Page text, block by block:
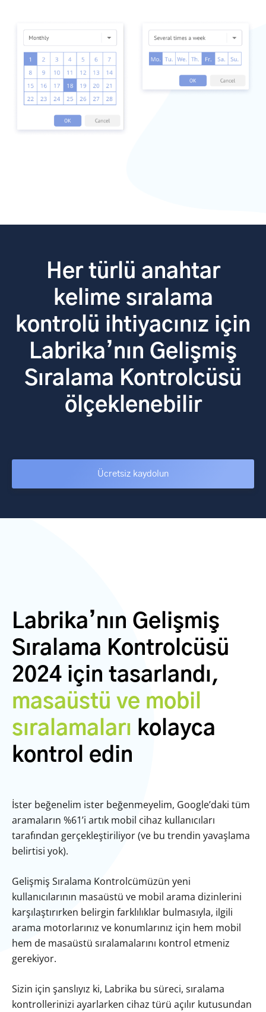
Her türlü anahtar
kelime sıralama
kontrolü ihtiyacınız için
Labrika’nın Gelişmiş
Sıralama Kontrolcüsü
ölçeklenebilir
Ücretsiz kaydolun
Labrika’nın Gelişmiş
Sıralama Kontrolcüsü
2024 için tasarlandı,
masaüstü ve mobil
sıralamaları kolayca
kontrol edin
İster beğenelim ister beğenmeyelim, Google’daki tüm
aramaların %61’i artık mobil cihaz kullanıcıları
tarafından gerçekleştiriliyor (ve bu trendin yavaşlama
belirtisi yok).
Gelişmiş Sıralama Kontrolcümüzün yeni
kullanıcılarının masaüstü ve mobil arama dizinlerini
karşılaştırırken belirgin farklılıklar bulmasıyla, ilgili
arama motorlarınız ve konumlarınız için hem mobil
hem de masaüstü sıralamalarını kontrol etmeniz
gerekiyor.
Sizin için şanslıyız ki, Labrika bu süreci, sıralama
kontrollerinizi ayarlarken cihaz türü açılır kutusundan